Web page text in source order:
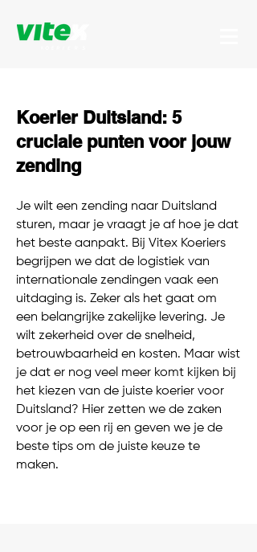
Koerier Duitsland: 5
cruciale punten voor jouw
zending
Je wilt een zending naar Duitsland
sturen, maar je vraagt je af hoe je dat
het beste aanpakt. Bij Vitex Koeriers
begrijpen we dat de logistiek van
internationale zendingen vaak een
uitdaging is. Zeker als het gaat om
een belangrijke zakelijke levering. Je
wilt zekerheid over de snelheid,
betrouwbaarheid en kosten. Maar wist
je dat er nog veel meer komt kijken bij
het kiezen van de juiste koerier voor
Duitsland? Hier zetten we de zaken
voor je op een rij en geven we je de
beste tips om de juiste keuze te
maken.